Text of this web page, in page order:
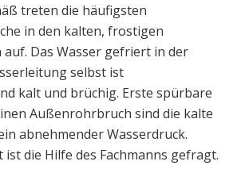
treten die häufigsten
in den kalten, frostigen
Das Wasser gefriert in der
selbst ist
kalt und brüchig. Erste spürbare
Außenrohrbruch sind die kalte
abnehmender Wasserdruck.
ist die Hilfe des Fachmanns gefragt.